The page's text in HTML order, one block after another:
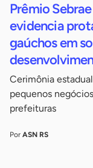
Prêmio
evidencia
gaúchos em
Cerimônia
pequenos
prefeituras
Por ASN RS